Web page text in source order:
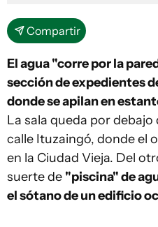
Compartir
El agua "corre por la
sección de expedientes
donde se apilan en
La sala queda por debajo
calle Ituzaingó, donde el
en la Ciudad Vieja. Del
suerte de "piscina" de
el sótano de un edificio